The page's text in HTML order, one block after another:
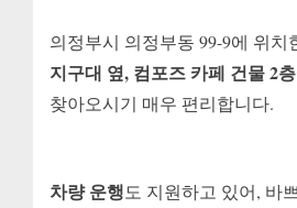
의정부시 의정부동 99-9에 위치
지구대 옆, 컴포즈 카페 건물 2층
찾아오시기 매우 편리합니다.
차량 운행도 지원하고 있어, 바